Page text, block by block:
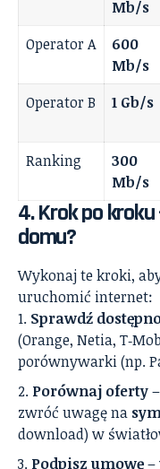
Mb/s
Operator A
600
Mb/s
Operator B 1 Gb/s
Ranking
300
Mb/s
4. Krok po
domu?
Wykonaj te kroki,
uruchomić internet:
Sprawdź
(Orange, Netia,
porównywarki (np.
Porównaj oferty
zwróć uwagę na
download) w
Podpisz umowę–